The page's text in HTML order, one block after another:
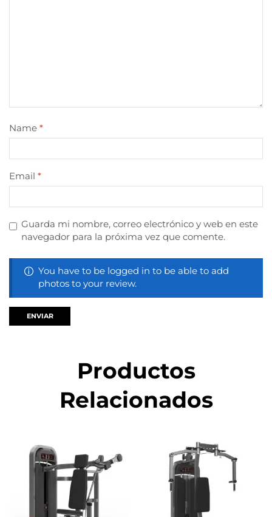
Name *
Email *
Guarda mi nombre, correo electrónico y web en este
navegador para la próxima vez que comente.
You have to be logged in to be able to add
photos to your review.
Productos
Relacionados